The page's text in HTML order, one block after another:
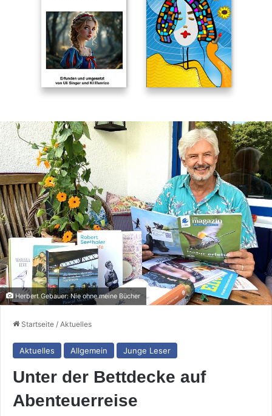
Herbert Gebauer: Nie ohne meine Bücher
Startseite / Aktuelles
Aktuelles Allgemein Junge Leser
Unter der Bettdecke auf
Abenteuerreise